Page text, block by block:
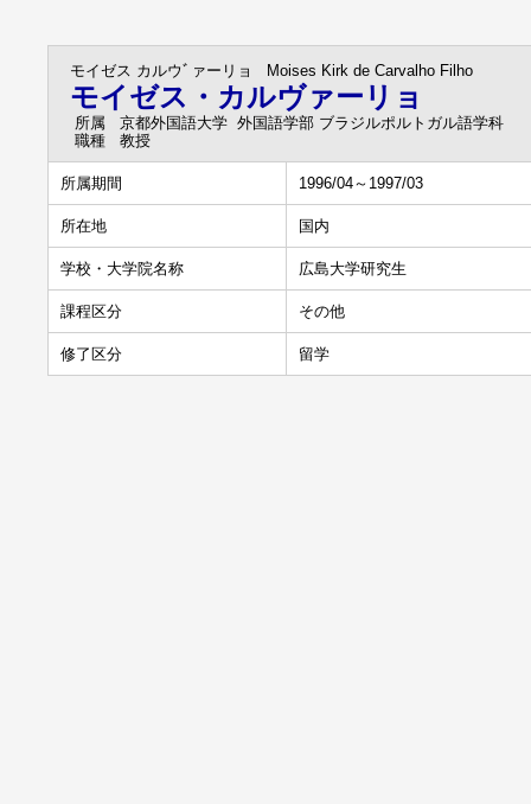
モイゼス カルウﾞァーリョ Moises Kirk de Carvalho Filho
モイゼス・カルヴァーリョ
所属
京都外国語大学 外国語学部 ブラジルポルトガル語学科
職種
教授
所属期間 1996/04～1997/03
所在地 国内
学校・大学院名称 広島大学研究生
課程区分 その他
修了区分 留学